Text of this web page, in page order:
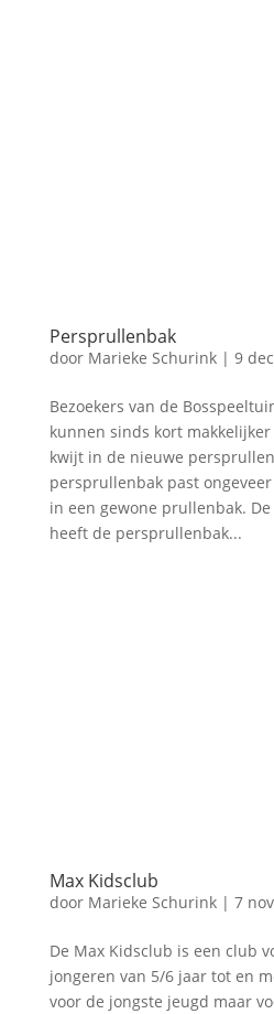
Persprullenbak
door Marieke Schurink| 9
Bezoekers van de
kunnen sinds kort
kwijt in de nieuwe
persprullenbak past
in een gewone prullenbak.
heeft de persprullenbak...
Max Kidsclub
door Marieke Schurink| 7
De Max Kidsclub is een club
jongeren van 5/6 jaar tot en
voor de jongste jeugd maar